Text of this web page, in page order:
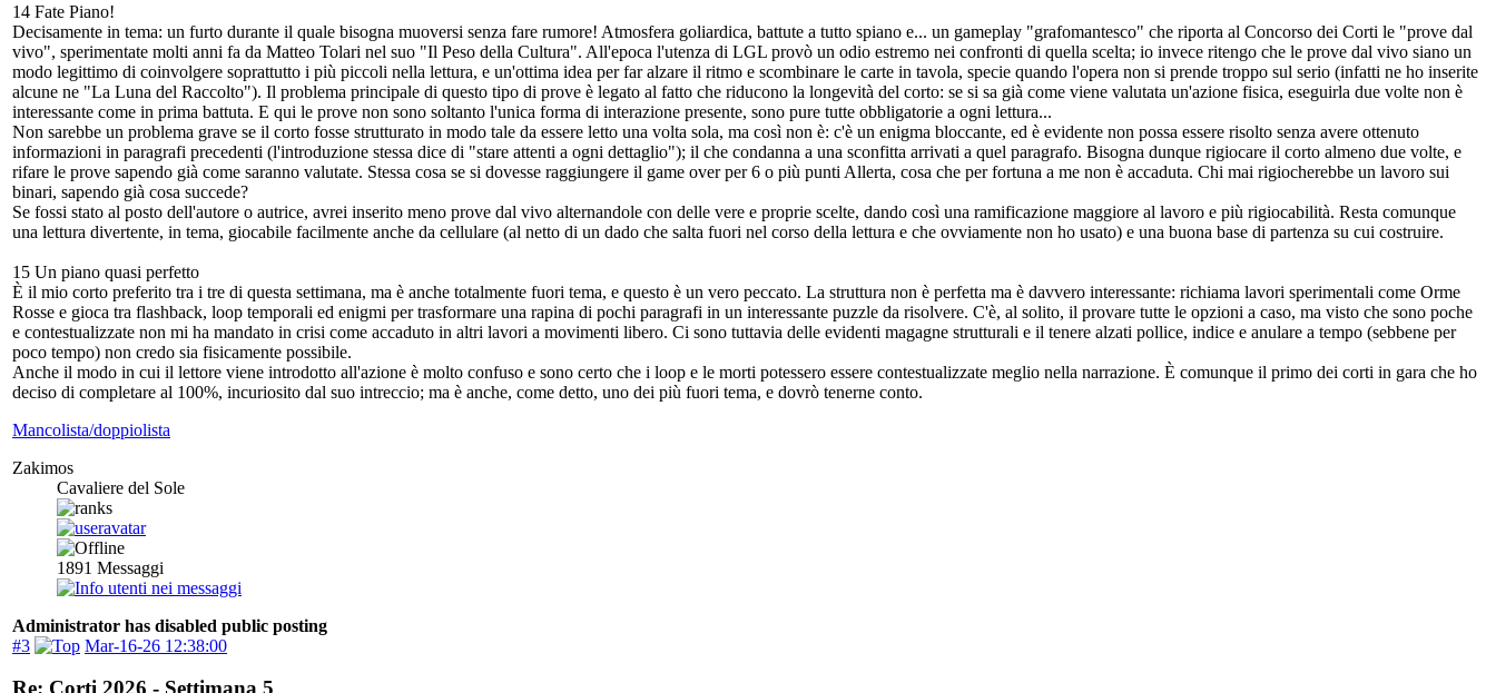
14 Fate Piano!
Decisamente in tema: un furto durante il quale bisogna muoversi senza fare rumore! Atmosfera goliardica, battute a tutto spiano e... un gameplay "grafomantesco" che riporta al Concorso dei Corti le "prove dal
vivo", sperimentate molti anni fa da Matteo Tolari nel suo "Il Peso della Cultura". All'epoca l'utenza di LGL provò un odio estremo nei confronti di quella scelta; io invece ritengo che le prove dal vivo siano un
modo legittimo di coinvolgere soprattutto i più piccoli nella lettura, e un'ottima idea per far alzare il ritmo e scombinare le carte in tavola, specie quando l'opera non si prende troppo sul serio (infatti ne ho inserite
alcune ne "La Luna del Raccolto"). Il problema principale di questo tipo di prove è legato al fatto che riducono la longevità del corto: se si sa già come viene valutata un'azione fisica, eseguirla due volte non è
interessante come in prima battuta. E qui le prove non sono soltanto l'unica forma di interazione presente, sono pure tutte obbligatorie a ogni lettura...
Non sarebbe un problema grave se il corto fosse strutturato in modo tale da essere letto una volta sola, ma così non è: c'è un enigma bloccante, ed è evidente non possa essere risolto senza avere ottenuto
informazioni in paragrafi precedenti (l'introduzione stessa dice di "stare attenti a ogni dettaglio"); il che condanna a una sconfitta arrivati a quel paragrafo. Bisogna dunque rigiocare il corto almeno due volte, e
rifare le prove sapendo già come saranno valutate. Stessa cosa se si dovesse raggiungere il game over per 6 o più punti Allerta, cosa che per fortuna a me non è accaduta. Chi mai rigiocherebbe un lavoro sui
binari, sapendo già cosa succede?
Se fossi stato al posto dell'autore o autrice, avrei inserito meno prove dal vivo alternandole con delle vere e proprie scelte, dando così una ramificazione maggiore al lavoro e più rigiocabilità. Resta comunque
una lettura divertente, in tema, giocabile facilmente anche da cellulare (al netto di un dado che salta fuori nel corso della lettura e che ovviamente non ho usato) e una buona base di partenza su cui costruire.
15 Un piano quasi perfetto
È il mio corto preferito tra i tre di questa settimana, ma è anche totalmente fuori tema, e questo è un vero peccato. La struttura non è perfetta ma è davvero interessante: richiama lavori sperimentali come Orme
Rosse e gioca tra flashback, loop temporali ed enigmi per trasformare una rapina di pochi paragrafi in un interessante puzzle da risolvere. C'è, al solito, il provare tutte le opzioni a caso, ma visto che sono poche
e contestualizzate non mi ha mandato in crisi come accaduto in altri lavori a movimenti libero. Ci sono tuttavia delle evidenti magagne strutturali e il tenere alzati pollice, indice e anulare a tempo (sebbene per
poco tempo) non credo sia fisicamente possibile.
Anche il modo in cui il lettore viene introdotto all'azione è molto confuso e sono certo che i loop e le morti potessero essere contestualizzate meglio nella narrazione. È comunque il primo dei corti in gara che ho
deciso di completare al 100%, incuriosito dal suo intreccio; ma è anche, come detto, uno dei più fuori tema, e dovrò tenerne conto.
Mancolista/doppiolista
Zakimos
Cavaliere del Sole
1891 Messaggi
Administrator has disabled public posting
#3
Mar-16-26 12:38:00
Re: Corti 2026 - Settimana 5